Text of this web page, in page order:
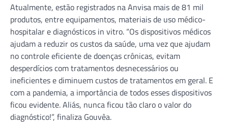
Atualmente, estão registrados na Anvisa mais de 81 mil
produtos, entre equipamentos, materiais de uso médico-
hospitalar e diagnósticos in vitro. “Os dispositivos médicos
ajudam a reduzir os custos da saúde, uma vez que ajudam
no controle eficiente de doenças crônicas, evitam
desperdícios com tratamentos desnecessários ou
ineficientes e diminuem custos de tratamentos em geral. E
com a pandemia, a importância de todos esses dispositivos
ficou evidente. Aliás, nunca ficou tão claro o valor do
diagnóstico!”, finaliza Gouvêa.